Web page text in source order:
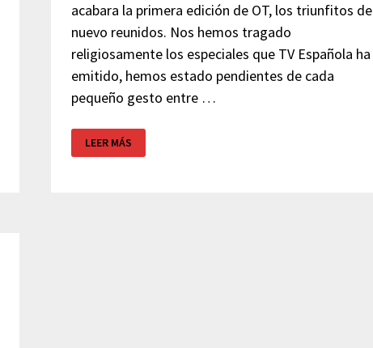
acabara la primera edición de OT, los triunfitos de
nuevo reunidos. Nos hemos tragado
religiosamente los especiales que TV Española ha
emitido, hemos estado pendientes de cada
pequeño gesto entre …
OPERACIÓN
TRIUNFO
–
LEER MÁS